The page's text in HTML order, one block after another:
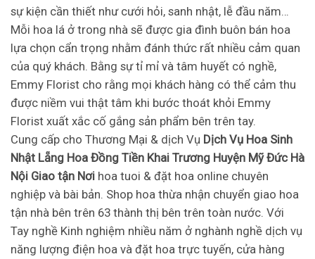
sự kiện cần thiết như cưới hỏi, sanh nhật, lễ đầu năm…
Mỗi hoa lá ở trong nhà sẽ được gia đình buôn bán hoa
lựa chọn cẩn trọng nhằm đánh thức rất nhiều cảm quan
của quý khách. Bằng sự tỉ mỉ và tâm huyết có nghề,
Emmy Florist cho rằng mọi khách hàng có thể cảm thu
được niềm vui thật tâm khi bước thoát khỏi Emmy
Florist xuất xắc cố gắng sản phẩm bên trên tay.
Cung cấp cho Thương Mại & dịch Vụ Dịch Vụ Hoa Sinh
Nhật Lẵng Hoa Đồng Tiền Khai Trương Huyện Mỹ Đức Hà
Nội Giao tận Nơi hoa tuoi & đặt hoa online chuyên
nghiệp và bài bản. Shop hoa thừa nhận chuyển giao hoa
tận nhà bên trên 63 thành thị bên trên toàn nước. Với
Tay nghề Kinh nghiệm nhiều năm ở nghành nghề dịch vụ
năng lượng điện hoa và đặt hoa trực tuyến, cửa hàng